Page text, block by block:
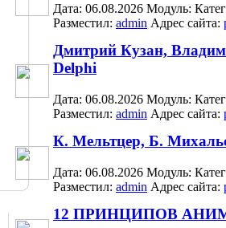
Дата: 06.08.2026 Модуль:
Разместил: admin Адрес сайта:
Дмитрий Кузан,
Delphi
Дата: 06.08.2026 Модуль:
Разместил: admin Адрес сайта:
К. Мельтцер, Б.
Дата: 06.08.2026 Модуль:
Разместил: admin Адрес сайта:
12 ПРИНЦИПОВ